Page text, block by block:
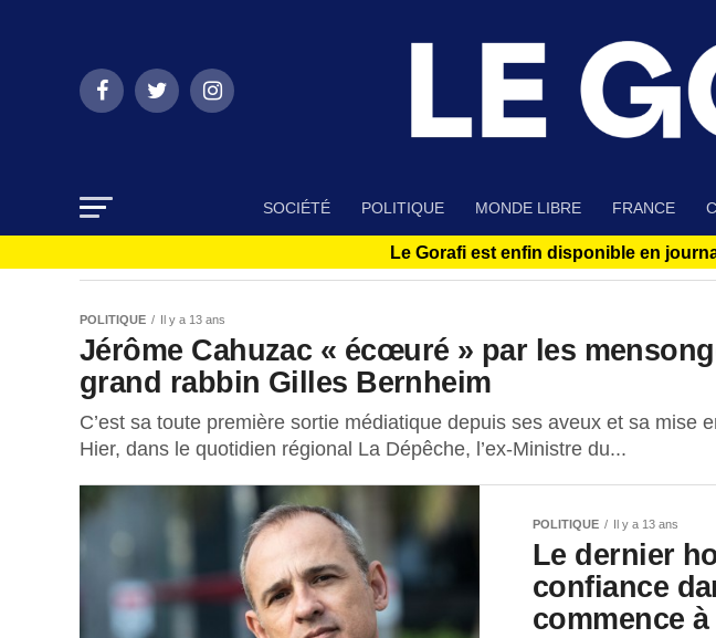
SOCIÉTÉ POLITIQUE MONDE LIBRE FRANCE
Le Gorafi est enfin disponible en
POLITIQUE Il y a 13 ans
Jérôme Cahuzac « écœuré » par les
grand rabbin Gilles Bernheim
C’est sa toute première sortie médiatique depuis ses aveux et sa mise
Hier, dans le quotidien régional La Dépêche, l’ex-Ministre du...
POLITIQUE Il y a 13 ans
Le dernier
confiance
commence